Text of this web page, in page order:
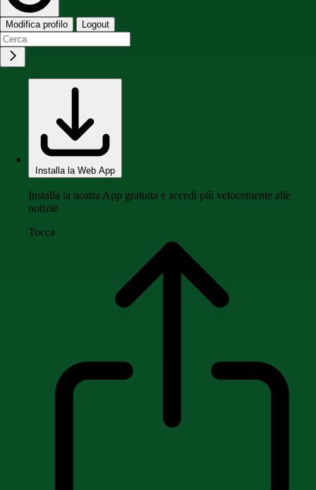
Modifica profilo Logout
Installa la Web App
Installa la nostra App gratuita e accedi più velocemente alle
notizie
Tocca